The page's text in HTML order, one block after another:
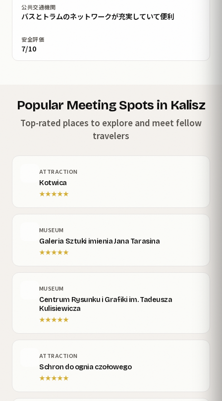
公共交通機関
バスとトラムのネットワークが充実していて便利
安全評価
7/10
Popular Meeting Spots in Kalisz
Top-rated places to explore and meet fellow
travelers
ATTRACTION
Kotwica
★★★★★
MUSEUM
Galeria Sztuki imienia Jana Tarasina
★★★★★
MUSEUM
Centrum Rysunku i Grafiki im. Tadeusza
Kulisiewicza
★★★★★
ATTRACTION
Schron do ognia czołowego
★★★★★